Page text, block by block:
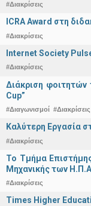
#Διακρίσεις
ICRA Award στη
#Διακρίσεις
Internet Society
#Διακρίσεις
Διάκριση
Cup”
#Διαγωνισμοί #Διακρίσεις
Καλύτερη Εργασία
#Διακρίσεις
Το Τμήμα
Μηχανικής των Η.Π.Α
#Διακρίσεις
Times Higher